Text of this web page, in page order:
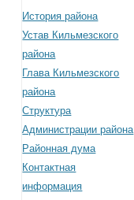
История района
Устав Кильмезского
района
Глава Кильмезского
района
Структура
Администрации района
Районная дума
Контактная
информация